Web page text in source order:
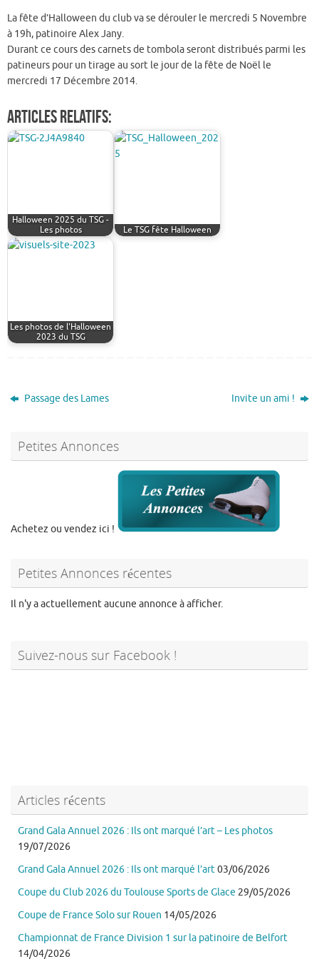
e
b
o
k
w
it
te
r
m
ai
l
ar
ta
g
er
La fête d’Halloween du club va se dérouler le mercredi 5 Novembre
à 19h, patinoire Alex Jany.
Durant ce cours des carnets de tombola seront distribués parmi les
patineurs pour un tirage au sort le jour de la fête de Noël le
mercredi 17 Décembre 2014.
Articles relatifs:
Halloween 2025 du TSG -
Les photos
Le TSG fête Halloween
Les photos de l'Halloween
2023 du TSG
Passage des Lames Invite un ami !
Petites Annonces
Achetez ou vendez ici !
Petites Annonces récentes
Il n'y a actuellement aucune annonce à afficher.
Suivez-nous sur Facebook !
Articles récents
Grand Gala Annuel 2026 : Ils ont marqué l’art – Les photos
19/07/2026
Grand Gala Annuel 2026 : Ils ont marqué l’art03/06/2026
Coupe du Club 2026 du Toulouse Sports de Glace 29/05/2026
Coupe de France Solo sur Rouen 14/05/2026
Championnat de France Division 1 sur la patinoire de Belfort
14/04/2026